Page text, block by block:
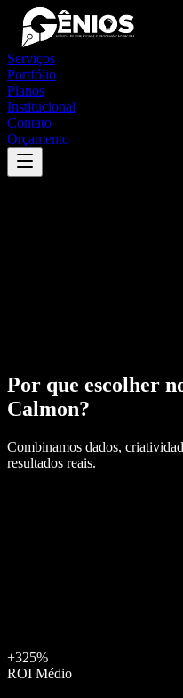
Serviços
Portfólio
Planos
Institucional
Contato
Orçamento
Por que escolher
Calmon?
Combinamos dados,
resultados reais.
+325%
ROI Médio